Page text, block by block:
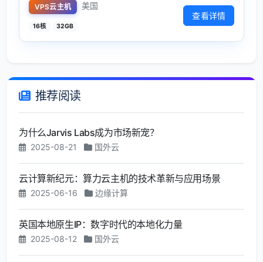
VPS云主机 美国
16核 32GB
查看详情
推荐阅读
为什么Jarvis Labs成为市场新宠？
2025-08-21 国外云
云计算新纪元：算力云主机的技术革新与应用场景
2025-06-16 边缘计算
英国本地原生IP：数字时代的本地化力量
2025-08-12 国外云